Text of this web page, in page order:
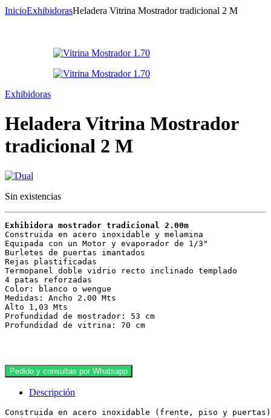
InicioExhibidorasHeladera Vitrina Mostrador tradicional 2 M
Exhibidoras
Heladera Vitrina Mostrador
tradicional 2 M
Sin existencias
Exhibidora mostrador tradicional 2.00m
Construida en acero inoxidable y melamina
Equipada con un Motor y evaporador de 1/3"
Burletes de puertas imantados
Rejas plastificadas
Termopanel doble vidrio recto inclinado templado
4 patas reforzadas
Color: blanco o wengue
Medidas: Ancho 2.00 Mts
Alto 1,03 Mts
Profundidad de mostrador: 53 cm
Profundidad de vitrina: 70 cm
Pedido y consultas por Whatsapp
Descripción
Construida en acero inoxidable (frente, piso y puertas)